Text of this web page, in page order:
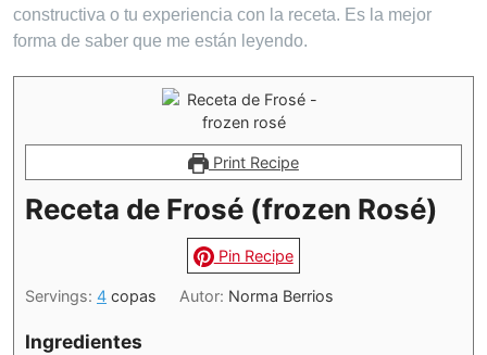
constructiva o tu experiencia con la receta. Es la mejor
forma de saber que me están leyendo.
Print Recipe
Receta de Frosé (frozen Rosé)
Pin Recipe
Servings: 4 copas Autor: Norma Berrios
Ingredientes